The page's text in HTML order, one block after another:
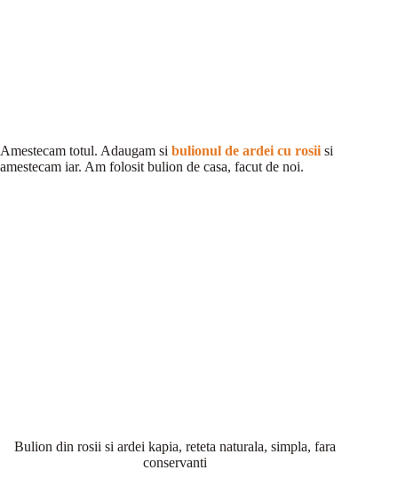
Amestecam totul. Adaugam si bulionul de ardei cu rosii si
amestecam iar. Am folosit bulion de casa, facut de noi.
Bulion din rosii si ardei kapia, reteta naturala, simpla, fara
conservanti